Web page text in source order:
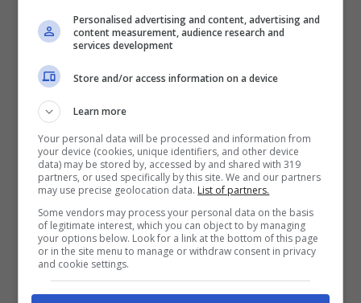
fuoco a una gamba e al torace. Uno il
proiettile che lo ha colpito all’arto inferiore,
due al busto. Secondo quanto riferito dai
carabinieri, l’uomo non è in pericolo di vita.
L’anziano è giunto in ospedale accompagnato
da sconosciuti. Sono in corso le indagini dei
militari dell’Arma.
Personalised advertising and content, advertising and
content measurement, audience research and
services development
Store and/or access information on a device
Learn more
Your personal data will be processed and information from
your device (cookies, unique identifiers, and other device
data) may be stored by, accessed by and shared with 319
partners, or used specifically by this site. We and our partners
may use precise geolocation data. List of partners.
Some vendors may process your personal data on the basis
of legitimate interest, which you can object to by managing
your options below. Look for a link at the bottom of this page
or in the site menu to manage or withdraw consent in privacy
and cookie settings.